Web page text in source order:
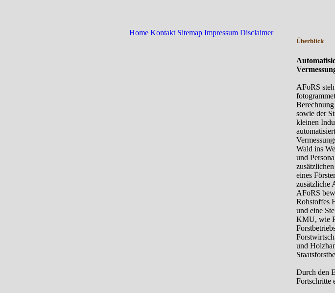
Home Kontakt Sitemap Impressum Disclaimer
Überblick
AFoRS
sowie der
kleinen
Wald ins
und
eines
zusätzliche
AFoRS
Rohstoffes
und eine
KMU, wie
und
Durch den
Fortschritte